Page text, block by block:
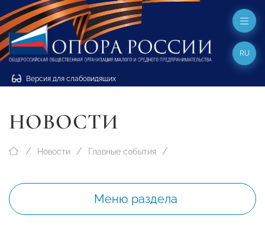
Версия для слабовидящих
RU
НОВОСТИ
Новости Главные события
Меню раздела